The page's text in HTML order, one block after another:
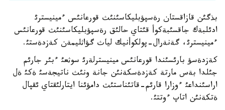
بذگئن قازاقستان رةسپؤبليكاسئنئث قورعانئس ءمينيسترئ
ادئلبةك جاقسئبةكوأ قئتاي حالئق رةسپؤبليكاسئنئث قورعانئس
ءمينيسترئ، گةنةرال-پولكوأنيك لياث گؤاثليمةن كةزدةستئ.
كةزدةسؤ بارئسئندا قورعانئس مينيسترلةرئ سوثعئ ءبئر جارئم
جئلدا بةس مارتة كةزدةسكةنئن جانة ونئث ناتيجةسئ ةكئ ةل
اراسئنداعئ ءوزارا قارئم-قاتئناستئث دامؤئنا ايتارلئقتاي ئقپال
ةتكةنئن اتاپ ءوتتئ.